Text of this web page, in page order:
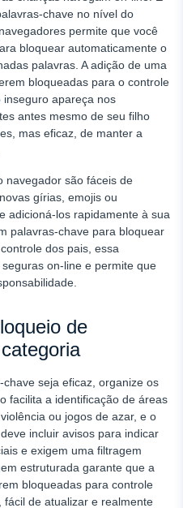
chave no nível do
permite que você
bloquear automaticamente o
palavras. A adição de uma
bloqueadas para o controle
apareça nos
antes mesmo de seu filho
mas eficaz, de manter a
navegador são fáceis de
gírias, emojis ou
adicioná-los rapidamente à sua
palavras-chave para bloquear
dos pais, essa
on-line e permite que
de
seja eficaz, organize os
facilita a identificação de áreas
ou jogos de azar, e o
incluir avisos para indicar
e exigem uma filtragem
estruturada garante que a
bloqueadas para controle
de atualizar e realmente